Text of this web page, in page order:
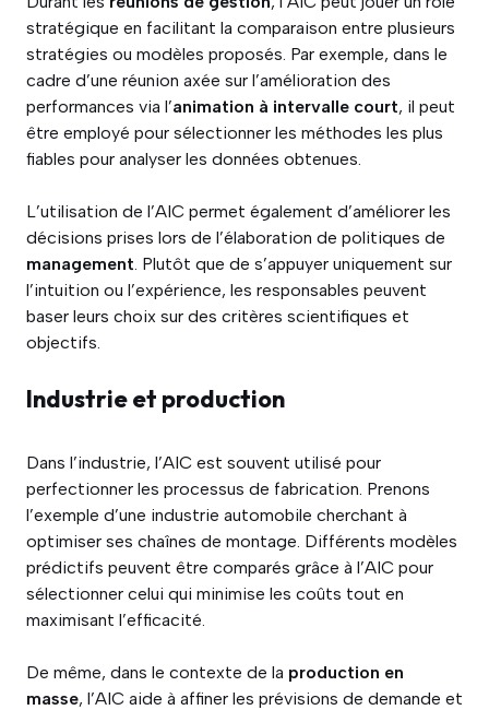
stratégique en facilitant la comparaison entre plusieurs
stratégies ou modèles proposés. Par exemple, dans le
cadre d’une réunion axée sur l’amélioration des
performances via l’animation à intervalle court, il peut
être employé pour sélectionner les méthodes les plus
fiables pour analyser les données obtenues.
L’utilisation de l’AIC permet également d’améliorer les
décisions prises lors de l’élaboration de politiques de
management. Plutôt que de s’appuyer uniquement sur
l’intuition ou l’expérience, les responsables peuvent
baser leurs choix sur des critères scientifiques et
objectifs.
Industrie et production
Dans l’industrie, l’AIC est souvent utilisé pour
perfectionner les processus de fabrication. Prenons
l’exemple d’une industrie automobile cherchant à
optimiser ses chaînes de montage. Différents modèles
prédictifs peuvent être comparés grâce à l’AIC pour
sélectionner celui qui minimise les coûts tout en
maximisant l’efficacité.
De même, dans le contexte de la production en
masse, l’AIC aide à affiner les prévisions de demande et